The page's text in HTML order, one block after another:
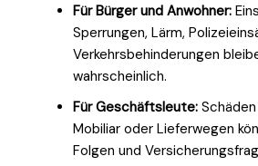
Für Bürger und Anwohner:
Sperrungen, Lärm,
Verkehrsbehinderungen
wahrscheinlich.
Für Geschäftsleute:
Mobiliar oder Lieferwegen
Folgen und